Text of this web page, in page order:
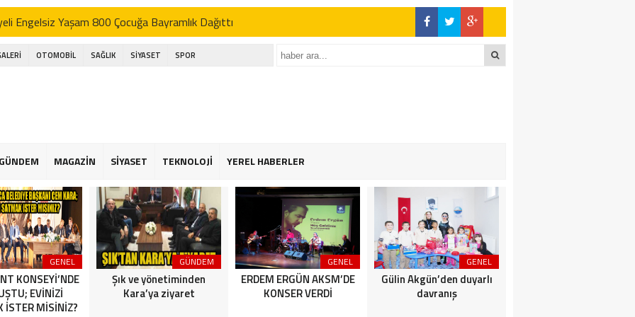
Engelsiz Yaşam 800 Çocuğa Bayramlık Dağıttı
basın bu ülkenin dördüncü kuvvetidir
festival alanında havai fişek kazası
Engelsiz Yaşam 800 Çocuğa Bayramlık Dağıttı
AK SEFER
festival alanında havai fişek kazası
Engelsiz Yaşam 800 Çocuğa Bayramlık Dağıttı
OTOMOBİL SAĞLIK SİYASET SPOR
GÜNDEM MAGAZİN SİYASET TEKNOLOJİ YEREL HABERLER
GENEL
KONSEYİ’NDE
EVİNİZİ
İSTER MİSİNİZ?
GÜNDEM
Şık ve yönetiminden
Kara’ya ziyaret
GENEL
ERDEM ERGÜN AKSM’DE
KONSER VERDİ
GENEL
Gülin Akgün’den duyarlı
davranış